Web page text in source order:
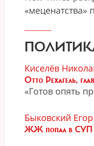
«меценатства»
Киселёв
Отто Рехагель,
«Готов опять
Быковский Егор
ЖЖ попал в СУП